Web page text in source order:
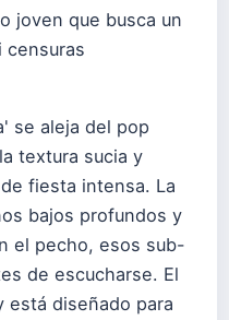
joven que busca un
censuras
se aleja del pop
textura sucia y
fiesta intensa. La
bajos profundos y
el pecho, esos sub-
de escucharse. El
está diseñado para